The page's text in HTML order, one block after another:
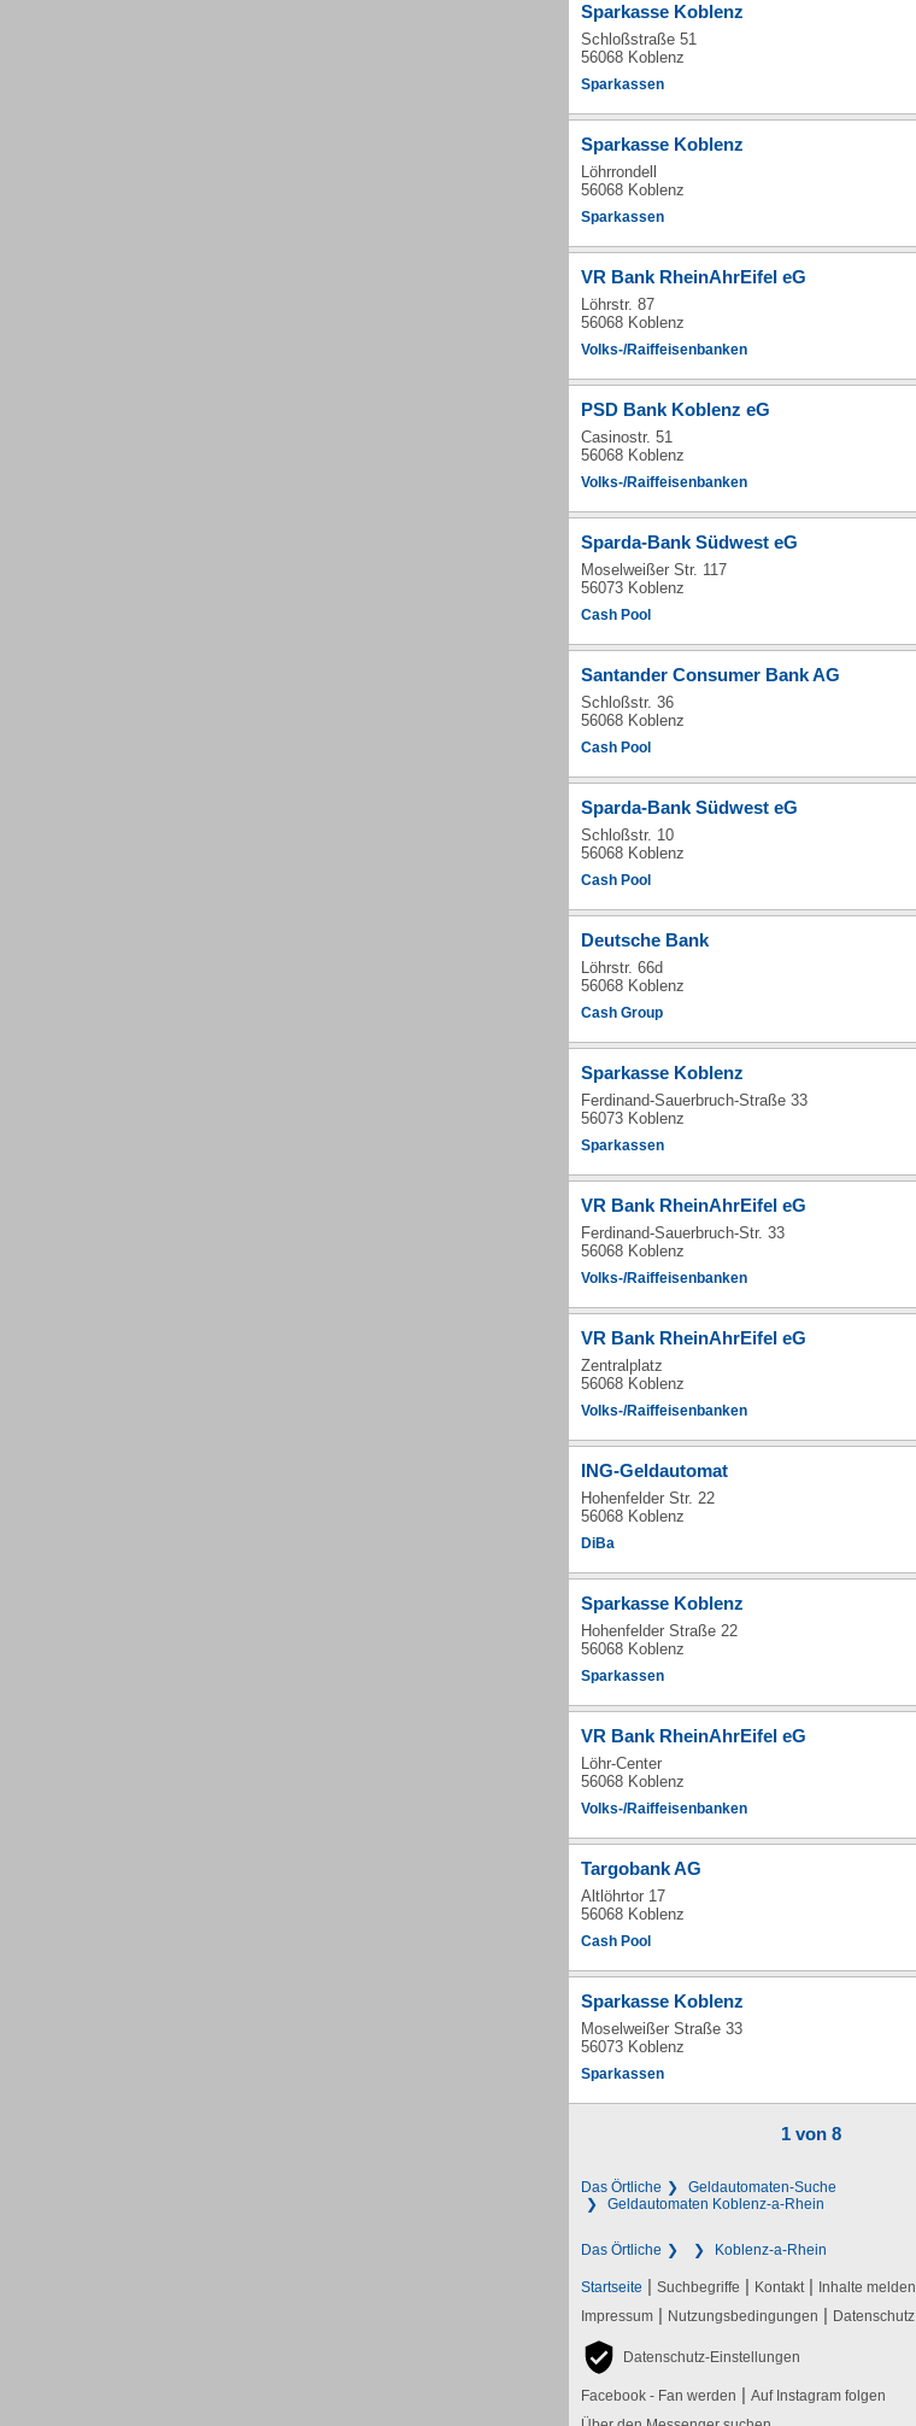
Sparkasse Koblenz
Schloßstraße 51
56068 Koblenz
Sparkassen
Sparkasse Koblenz
Löhrrondell
56068 Koblenz
Sparkassen
VR Bank RheinAhrEifel eG
Löhrstr. 87
56068 Koblenz
Volks-/Raiffeisenbanken
PSD Bank Koblenz eG
Casinostr. 51
56068 Koblenz
Volks-/Raiffeisenbanken
Sparda-Bank Südwest eG
Moselweißer Str. 117
56073 Koblenz
Cash Pool
Santander Consumer Bank AG
Schloßstr. 36
56068 Koblenz
Cash Pool
Sparda-Bank Südwest eG
Schloßstr. 10
56068 Koblenz
Cash Pool
Deutsche Bank
Löhrstr. 66d
56068 Koblenz
Cash Group
Sparkasse Koblenz
Ferdinand-Sauerbruch-Straße 33
56073 Koblenz
Sparkassen
VR Bank RheinAhrEifel eG
Ferdinand-Sauerbruch-Str. 33
56068 Koblenz
Volks-/Raiffeisenbanken
VR Bank RheinAhrEifel eG
Zentralplatz
56068 Koblenz
Volks-/Raiffeisenbanken
ING-Geldautomat
Hohenfelder Str. 22
56068 Koblenz
DiBa
Sparkasse Koblenz
Hohenfelder Straße 22
56068 Koblenz
Sparkassen
VR Bank RheinAhrEifel eG
Löhr-Center
56068 Koblenz
Volks-/Raiffeisenbanken
Targobank AG
Altlöhrtor 17
56068 Koblenz
Cash Pool
Sparkasse Koblenz
Moselweißer Straße 33
56073 Koblenz
Sparkassen
1 von 8
Das Örtliche
Geldautomaten-Suche
Geldautomaten Koblenz-a-Rhein
Das Örtliche Koblenz-a-Rhein
Startseite | Suchbegriffe | Kontakt | Inhalte melden
Impressum | Nutzungsbedingungen | Datenschutz
Datenschutz-Einstellungen
Facebook - Fan werden | Auf Instagram folgen